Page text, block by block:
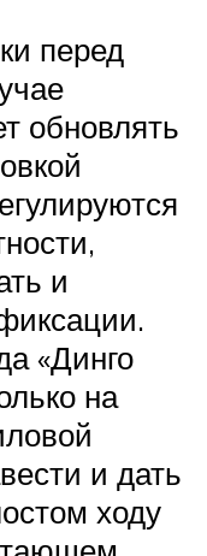
перед
обновлять
и
«Динго
на
и дать
ходу